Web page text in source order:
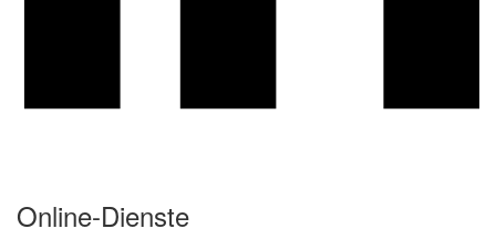
Online-Dienste